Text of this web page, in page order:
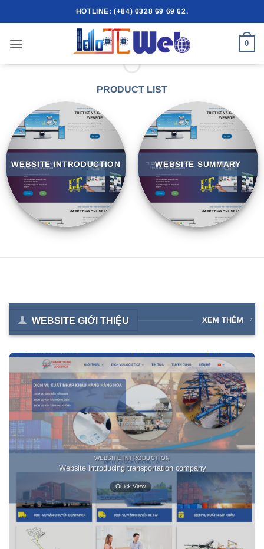
to
HOTLINE: (+84) 0328 69 69 62.
0
PRODUCT LIST
WEBSITE INTRODUCTION WEBSITE SUMMARY
WEBSITE GIỚI THIỆU XEM THÊM
WEBSITE INTRODUCTION
Website introducing transportation company
Quick View